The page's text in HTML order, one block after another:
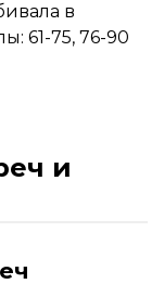
в
61-75, 76-90
и